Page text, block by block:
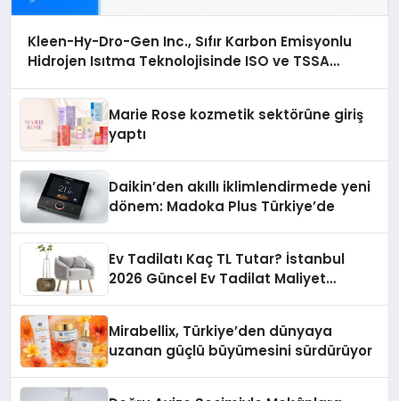
Kleen-Hy-Dro-Gen Inc., Sıfır Karbon Emisyonlu
Hidrojen Isıtma Teknolojisinde ISO ve TSSA
Marie Rose kozmetik sektörüne giriş
yaptı
Daikin’den akıllı iklimlendirmede yeni
dönem: Madoka Plus Türkiye’de
Ev Tadilatı Kaç TL Tutar? İstanbul
2026 Güncel Ev Tadilat Maliyet
Mirabellix, Türkiye’den dünyaya
uzanan güçlü büyümesini sürdürüyor